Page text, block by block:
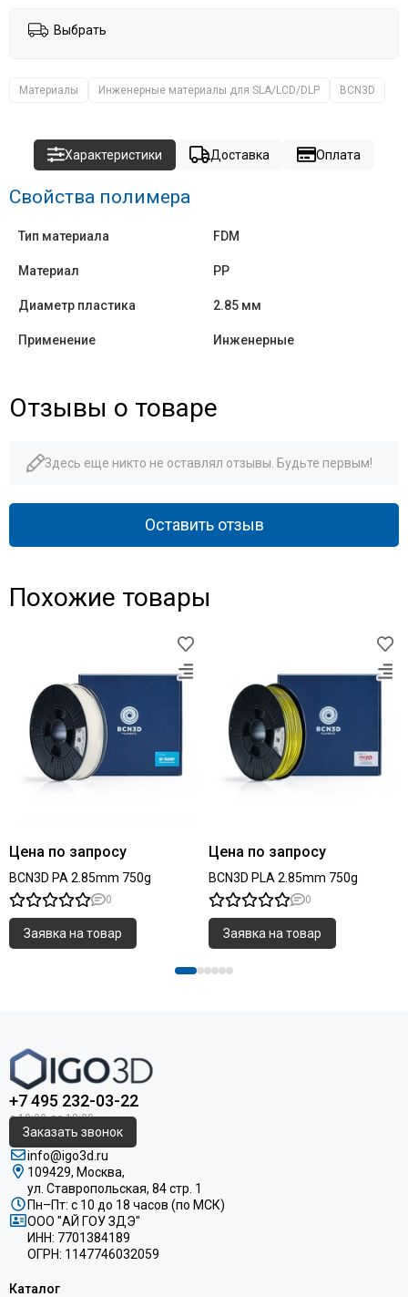
Выбрать
Материалы Инженерные материалы для SLA/LCD/DLP BCN3D
Характеристики Доставка Оплата
Свойства полимера
Тип материала FDM
Материал PP
Диаметр пластика 2.85 мм
Применение Инженерные
Отзывы о товаре
Здесь еще никто не оставлял отзывы. Будьте первым!
Оставить отзыв
Похожие товары
Цена по запросу
BCN3D PA 2.85mm 750g
0
Заявка на товар
Цена по запросу
BCN3D PLA 2.85mm 750g
0
Заявка на товар
+7 495 232-03-22
Заказать звонок
info@igo3d.ru
109429, Москва,
ул. Ставропольская, 84 стр. 1
Пн–Пт: с 10 до 18 часов (по МСК)
ООО "АЙ ГОУ ЗДЭ"
ИНН: 7701384189
ОГРН: 1147746032059
Каталог